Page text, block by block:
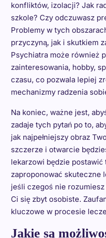
konfliktów, izolacji? Jak
szkole? Czy odczuwasz
Problemy w tych
przyczyną, jak i skutkiem
Psychiatra może również
zainteresowania, hobby,
czasu, co pozwala lepiej
mechanizmy radzenia
Na koniec, ważne jest,
zadaje tych pytań po to,
jak najpełniejszy obraz
szczerze i otwarcie
lekarzowi będzie postawić
zaproponować skuteczne
jeśli czegoś nie
Ci się zbyt osobiste.
kluczowe w procesie
Jakie są